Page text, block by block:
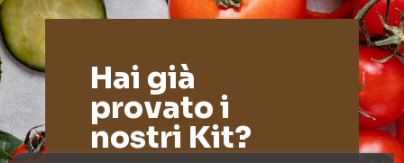
Hai già
provato i
nostri Kit?